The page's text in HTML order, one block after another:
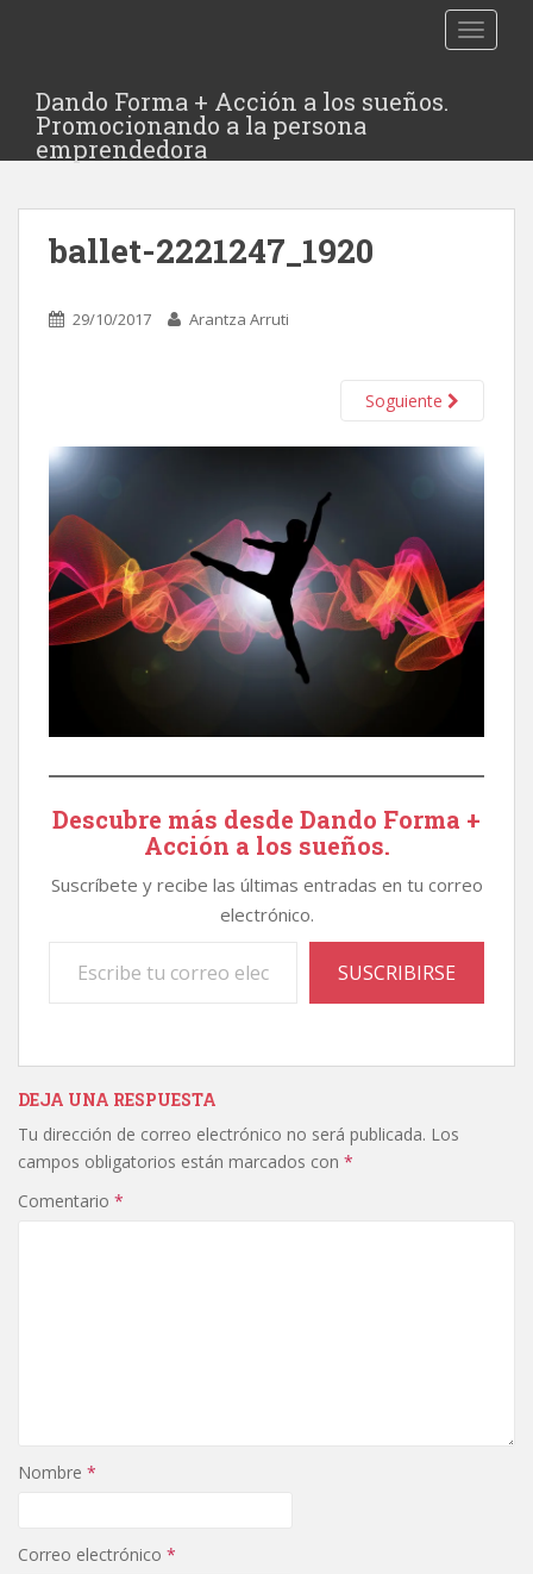
Dando Forma + Acción a los sueños.
Promocionando a la persona
emprendedora
ballet-2221247_1920
29/10/2017 Arantza Arruti
Soguiente
Descubre más desde Dando Forma +
Acción a los sueños.
Suscríbete y recibe las últimas entradas en tu correo
electrónico.
SUSCRIBIRSE
DEJA UNA RESPUESTA
Tu dirección de correo electrónico no será publicada. Los
campos obligatorios están marcados con *
Comentario *
Nombre *
Correo electrónico *